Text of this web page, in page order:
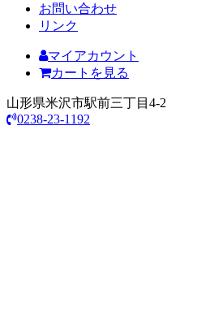
お問い合わせ
リンク
マイアカウント
カートを見る
山形県米沢市駅前三丁目4-2
0238-23-1192